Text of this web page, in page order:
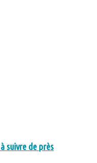
suivre de près